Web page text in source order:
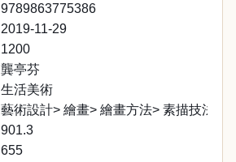
9789863775386
2019-11-29
1200
龔亭芬
生活美術
藝術設計> 繪畫> 繪畫方法> 素描技法
901.3
655